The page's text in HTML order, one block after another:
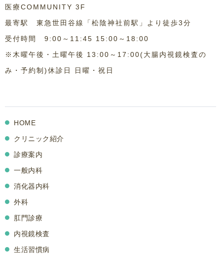
医療COMMUNITY 3F
最寄駅 東急世田谷線「松陰神社前駅」より徒歩3分
受付時間 9:00～11:45 15:00～18:00
※木曜午後・土曜午後 13:00～17:00(大腸内視鏡検査の
み・予約制)休診日 日曜・祝日
HOME
クリニック紹介
診療案内
一般内科
消化器内科
外科
肛門診療
内視鏡検査
生活習慣病